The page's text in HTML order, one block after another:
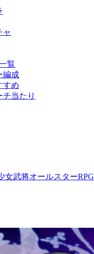
ャ
覧
編成
すめ
当たり
女武将オールスターRPG